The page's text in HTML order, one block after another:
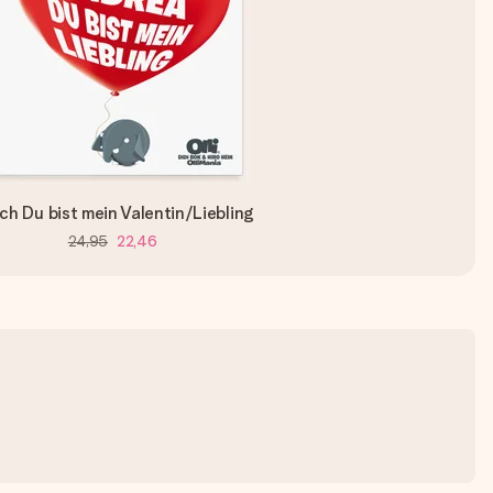
Du bist mein Valentin/Liebling
24,95 22,46